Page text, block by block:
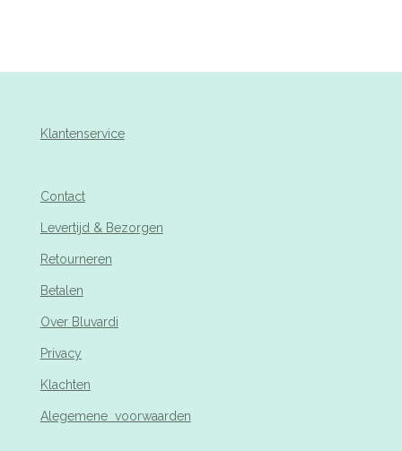
Klantenservice
Contact
Levertijd & Bezorgen
Retourneren
Betalen
Over Bluvardi
Privacy
Klachten
Alegemene voorwaarden